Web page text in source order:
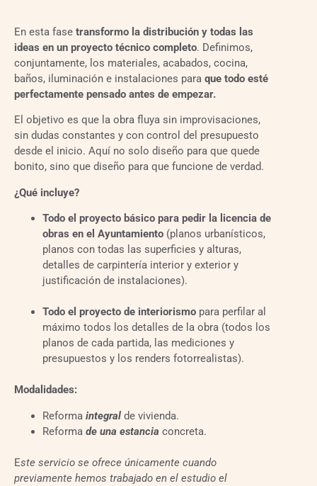
En esta fase transformo la distribución y todas las
ideas en un proyecto técnico completo. Definimos,
conjuntamente, los materiales, acabados, cocina,
baños, iluminación e instalaciones para que todo esté
perfectamente pensado antes de empezar.
El objetivo es que la obra fluya sin improvisaciones,
sin dudas constantes y con control del presupuesto
desde el inicio. Aquí no solo diseño para que quede
bonito, sino que diseño para que funcione de verdad.
¿Qué incluye?
Todo el proyecto básico para pedir la licencia de
obras en el Ayuntamiento (planos urbanísticos,
planos con todas las superficies y alturas,
detalles de carpintería interior y exterior y
justificación de instalaciones).
Todo el proyecto de interiorismo para perfilar al
máximo todos los detalles de la obra (todos los
planos de cada partida, las mediciones y
presupuestos y los renders fotorrealistas).
Modalidades:
Reforma integral de vivienda.
Reforma de una estancia concreta.
Este servicio se ofrece únicamente cuando
previamente hemos trabajado en el estudio el